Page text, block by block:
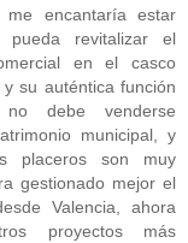
encantaría estar
revitalizar el
en el casco
su auténtica función
debe venderse
municipal, y
placeros son muy
gestionado mejor el
Valencia, ahora
proyectos más